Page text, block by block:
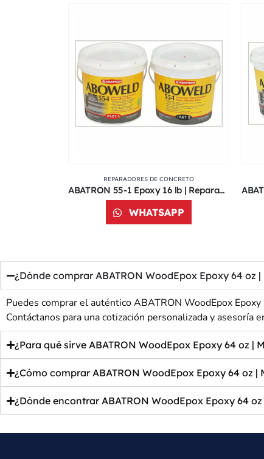
REPARADORES DE CONCRETO
ABATRON 55-1 Epoxy 16 lb | Reparador de Hormigón | 52YA04
WHATSAPP
¿Dónde comprar ABATRON WoodEpox Epoxy 64
Puedes comprar el auténtico ABATRON WoodEpox
Contáctanos para una cotización personalizada y asesoría
¿Para qué sirve ABATRON WoodEpox Epoxy 64 oz
¿Cómo comprar ABATRON WoodEpox Epoxy 64 oz
¿Dónde encontrar ABATRON WoodEpox Epoxy 64